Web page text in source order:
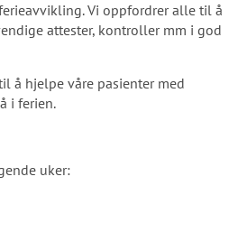
Vi oppfordrer alle til å
attester, kontroller mm i god
å hjelpe våre pasienter med
i ferien.
uker: